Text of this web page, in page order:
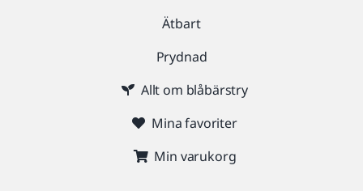
Ätbart
Prydnad
Allt om blåbärstry
Mina favoriter
Min varukorg